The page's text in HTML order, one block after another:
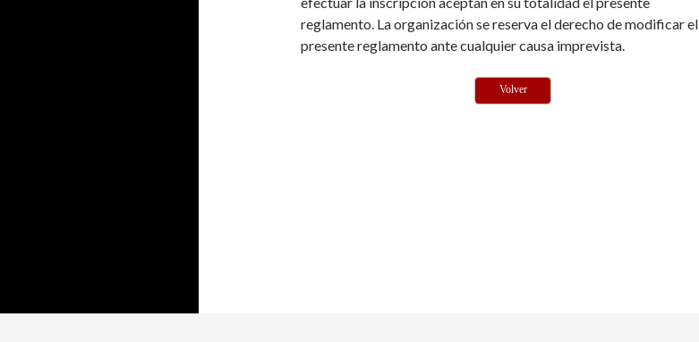
reglamento. La organización se reserva el derecho de modificar el
presente reglamento ante cualquier causa imprevista.
Volver